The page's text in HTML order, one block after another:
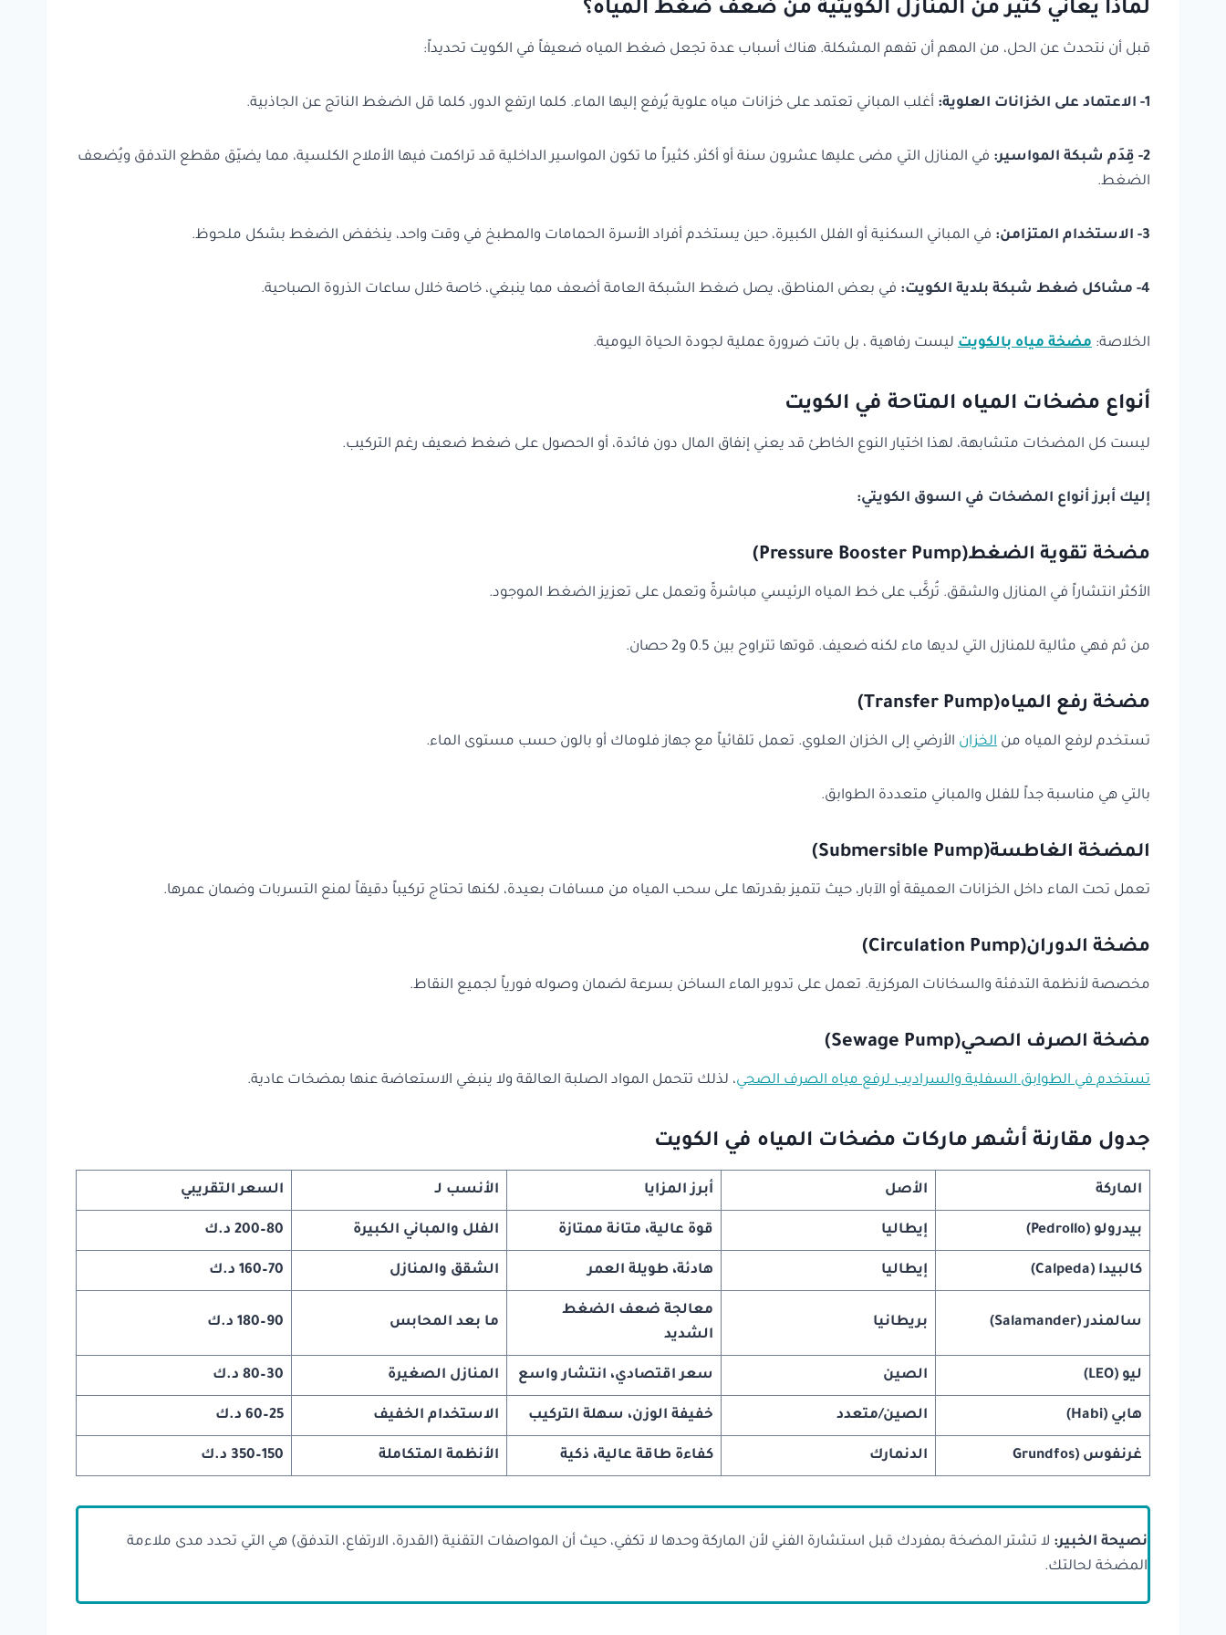
لماذا يعاني كثير من المنازل الكويتية من ضعف ضغط المياه؟
قبل أن نتحدث عن الحل، من المهم أن تفهم المشكلة. هناك أسباب عدة تجعل ضغط المياه ضعيفاً في الكويت تحديداً:
1- الاعتماد على الخزانات العلوية : أغلب المباني تعتمد على خزانات مياه علوية يُرفع إليها الماء. كلما ارتفع الدور، كلما قل الضغط الناتج عن الجاذبية.
2- قِدَم شبكة المواسير : في المنازل التي مضى عليها عشرون سنة أو أكثر، كثيراً ما تكون المواسير الداخلية قد تراكمت فيها الأملاح الكلسية، مما يضيّق مقطع التدفق ويُضعف
الضغط.
3- الاستخدام المتزامن : في المباني السكنية أو الفلل الكبيرة، حين يستخدم أفراد الأسرة الحمامات والمطبخ في وقت واحد، ينخفض الضغط بشكل ملحوظ.
4- مشاكل ضغط شبكة بلدية الكويت : في بعض المناطق، يصل ضغط الشبكة العامة أضعف مما ينبغي، خاصة خلال ساعات الذروة الصباحية.
الخلاصة: مضخة مياه بالكويت ليست رفاهية ، بل باتت ضرورة عملية لجودة الحياة اليومية.
أنواع مضخات المياه المتاحة في الكويت
ليست كل المضخات متشابهة، لهذا اختيار النوع الخاطئ قد يعني إنفاق المال دون فائدة، أو الحصول على ضغط ضعيف رغم التركيب.
إليك أبرز أنواع المضخات في السوق الكويتي:
مضخة تقوية الضغط(Pressure Booster Pump)
الأكثر انتشاراً في المنازل والشقق. تُركَّب على خط المياه الرئيسي مباشرةً وتعمل على تعزيز الضغط الموجود.
من ثم فهي مثالية للمنازل التي لديها ماء لكنه ضعيف. قوتها تتراوح بين 0.5 و2 حصان.
مضخة رفع المياه(Transfer Pump)
تستخدم لرفع المياه من الخزان الأرضي إلى الخزان العلوي. تعمل تلقائياً مع جهاز فلوماك أو بالون حسب مستوى الماء.
بالتي هي مناسبة جداً للفلل والمباني متعددة الطوابق.
المضخة الغاطسة(Submersible Pump)
تعمل تحت الماء داخل الخزانات العميقة أو الآبار، حيث تتميز بقدرتها على سحب المياه من مسافات بعيدة، لكنها تحتاج تركيباً دقيقاً لمنع التسربات وضمان عمرها.
مضخة الدوران(Circulation Pump)
مخصصة لأنظمة التدفئة والسخانات المركزية. تعمل على تدوير الماء الساخن بسرعة لضمان وصوله فورياً لجميع النقاط.
مضخة الصرف الصحي(Sewage Pump)
تستخدم في الطوابق السفلية والسراديب لرفع مياه الصرف الصحي، لذلك تتحمل المواد الصلبة العالقة ولا ينبغي الاستعاضة عنها بمضخات عادية.
جدول مقارنة أشهر ماركات مضخات المياه في الكويت
الماركة الأصل أبرز المزايا الأنسب لـ السعر التقريبي
بيدرولو (Pedrollo
) إيطاليا قوة عالية، متانة ممتازة الفلل والمباني الكبيرة 80–200 د.ك
كالبيدا (Calpeda
) إيطاليا هادئة، طويلة العمر الشقق والمنازل 70–160 د.ك
سالمندر (Salamander
) بريطانيا
معالجة ضعف الضغط
الشديد
ما بعد المحابس 90–180 د.ك
ليو (LEO
) الصين سعر اقتصادي، انتشار واسع المنازل الصغيرة 30–80 د.ك
هابي (Habi
) الصين/متعدد خفيفة الوزن، سهلة التركيب الاستخدام الخفيف 25–60 د.ك
غرنفوس (Grundfos الدنمارك كفاءة طاقة عالية، ذكية الأنظمة المتكاملة 150–350 د.ك
نصيحة الخبير: لا تشتر المضخة بمفردك قبل استشارة الفني لأن الماركة وحدها لا تكفي، حيث أن المواصفات التقنية (القدرة، الارتفاع، التدفق) هي التي تحدد مدى ملاءمة
المضخة لحالتك.